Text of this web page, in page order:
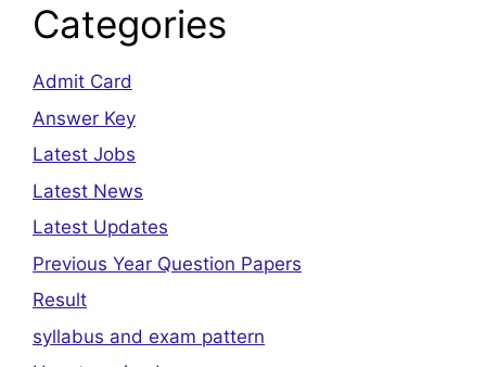
Categories
Admit Card
Answer Key
Latest Jobs
Latest News
Latest Updates
Previous Year Question Papers
Result
syllabus and exam pattern